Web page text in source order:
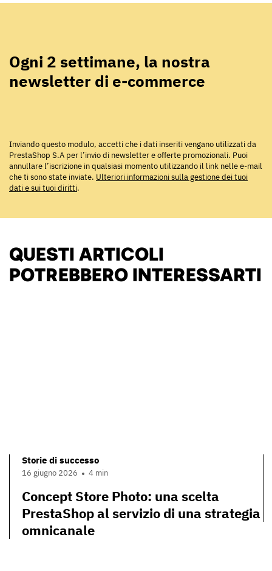
Ogni 2 settimane, la nostra
newsletter di e-commerce
Inviando questo modulo, accetti che i dati inseriti vengano utilizzati da
PrestaShop S.A per l’invio di newsletter e offerte promozionali. Puoi
annullare l’iscrizione in qualsiasi momento utilizzando il link nelle e-mail
che ti sono state inviate. Ulteriori informazioni sulla gestione dei tuoi
dati e sui tuoi diritti.
QUESTI ARTICOLI
POTREBBERO INTERESSARTI
Storie di successo
16 giugno 2026 4 min
Concept Store Photo: una scelta
PrestaShop al servizio di una strategia
omnicanale